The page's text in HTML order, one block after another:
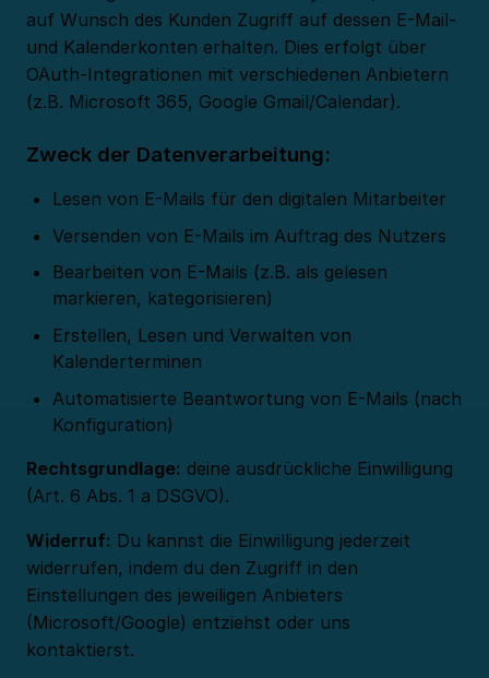
auf Wunsch des Kunden Zugriff auf dessen E-Mail-
und Kalenderkonten erhalten. Dies erfolgt über
OAuth-Integrationen mit verschiedenen Anbietern
(z.B. Microsoft 365, Google Gmail/Calendar).
Zweck der Datenverarbeitung:
Lesen von E-Mails für den digitalen Mitarbeiter
Versenden von E-Mails im Auftrag des Nutzers
Bearbeiten von E-Mails (z.B. als gelesen
markieren, kategorisieren)
Erstellen, Lesen und Verwalten von
Kalenderterminen
Automatisierte Beantwortung von E-Mails (nach
Konfiguration)
Rechtsgrundlage: deine ausdrückliche Einwilligung
(Art. 6 Abs. 1 a DSGVO).
Widerruf: Du kannst die Einwilligung jederzeit
widerrufen, indem du den Zugriff in den
Einstellungen des jeweiligen Anbieters
(Microsoft/Google) entziehst oder uns
kontaktierst.